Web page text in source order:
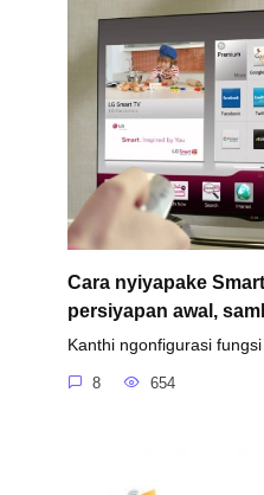
Cara nyiyapake
persiyapan awal,
Kanthi ngonfigurasi
8 654